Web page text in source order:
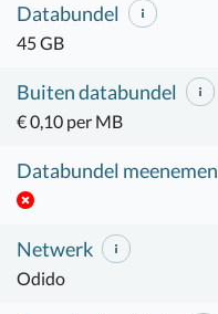
Databundel
45 GB
Buiten databundel
€ 0,10 per MB
Databundel meenemen
Netwerk
Odido